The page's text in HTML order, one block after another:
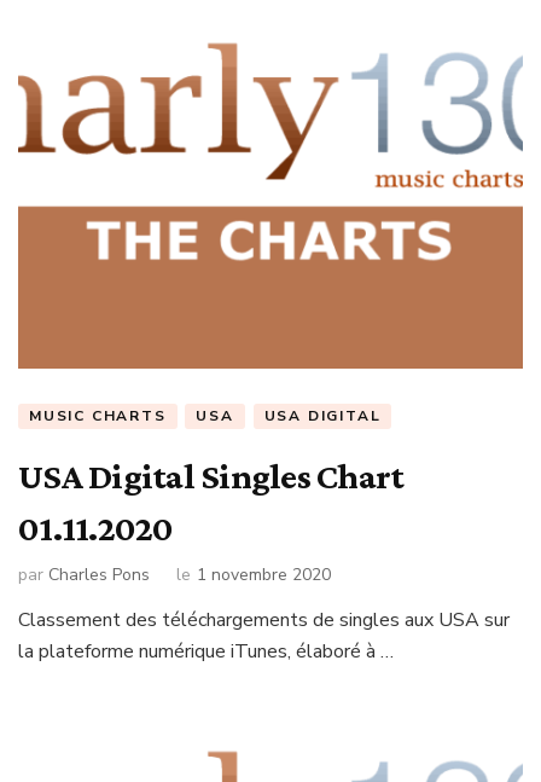
MUSIC CHARTS USA USA DIGITAL
USA Digital Singles Chart
01.11.2020
par Charles Pons le 1 novembre 2020
Classement des téléchargements de singles aux USA sur
la plateforme numérique iTunes, élaboré à …